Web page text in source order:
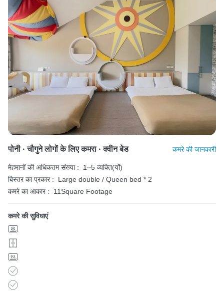
पोनी · चौगुने लोगों के लिए कमरा · क्वीन बेड कमरे की जानकारी
मेहमानों की अधिकतम संख्या :
1~5 व्यक्ति(यों)
बिस्तर का प्रकार :
Large double / Queen bed * 2
कमरे का आकार :
11Square Footage
कमरे की सुविधाएं